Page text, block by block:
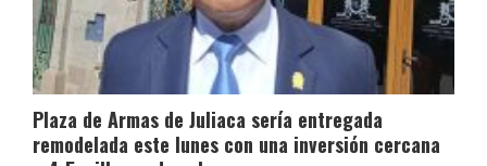
Plaza de Armas de Juliaca sería entregada
remodelada este lunes con una inversión cercana